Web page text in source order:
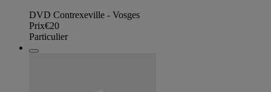
DVD Contrexeville - Vosges
Prix€20
Particulier